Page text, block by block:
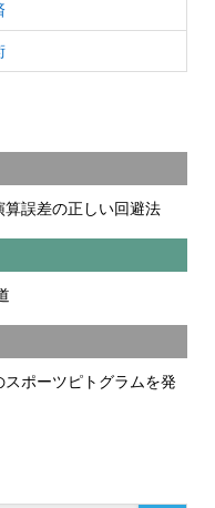
誤差の正しい回避法
ポーツピトグラムを発